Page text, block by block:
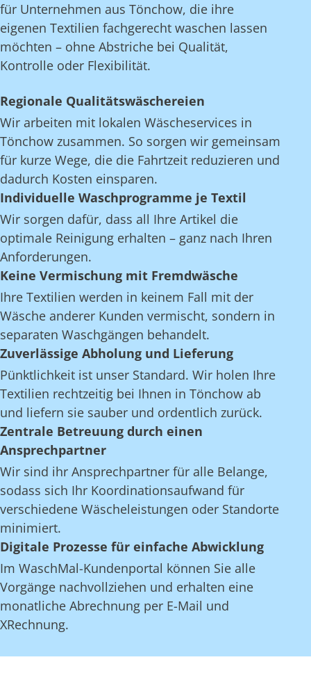
für Unternehmen aus Tönchow, die ihre
eigenen Textilien fachgerecht waschen lassen
möchten – ohne Abstriche bei Qualität,
Kontrolle oder Flexibilität.
Regionale Qualitätswäschereien
Wir arbeiten mit lokalen Wäscheservices in
Tönchow zusammen. So sorgen wir gemeinsam
für kurze Wege, die die Fahrtzeit reduzieren und
dadurch Kosten einsparen.
Individuelle Waschprogramme je Textil
Wir sorgen dafür, dass all Ihre Artikel die
optimale Reinigung erhalten – ganz nach Ihren
Anforderungen.
Keine Vermischung mit Fremdwäsche
Ihre Textilien werden in keinem Fall mit der
Wäsche anderer Kunden vermischt, sondern in
separaten Waschgängen behandelt.
Zuverlässige Abholung und Lieferung
Pünktlichkeit ist unser Standard. Wir holen Ihre
Textilien rechtzeitig bei Ihnen in Tönchow ab
und liefern sie sauber und ordentlich zurück.
Zentrale Betreuung durch einen
Ansprechpartner
Wir sind ihr Ansprechpartner für alle Belange,
sodass sich Ihr Koordinationsaufwand für
verschiedene Wäscheleistungen oder Standorte
minimiert.
Digitale Prozesse für einfache Abwicklung
Im WaschMal-Kundenportal können Sie alle
Vorgänge nachvollziehen und erhalten eine
monatliche Abrechnung per E-Mail und
XRechnung.